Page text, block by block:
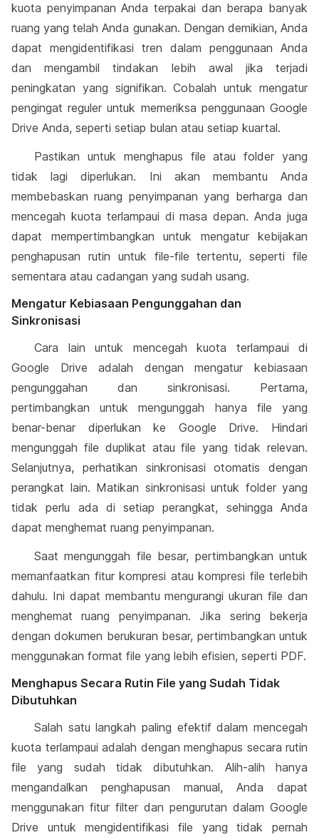
kuota penyimpanan Anda terpakai dan berapa banyak
ruang yang telah Anda gunakan. Dengan demikian, Anda
dapat mengidentifikasi tren dalam penggunaan Anda
dan mengambil tindakan lebih awal jika terjadi
peningkatan yang signifikan. Cobalah untuk mengatur
pengingat reguler untuk memeriksa penggunaan Google
Drive Anda, seperti setiap bulan atau setiap kuartal.
Pastikan untuk menghapus file atau folder yang
tidak lagi diperlukan. Ini akan membantu Anda
membebaskan ruang penyimpanan yang berharga dan
mencegah kuota terlampaui di masa depan. Anda juga
dapat mempertimbangkan untuk mengatur kebijakan
penghapusan rutin untuk file-file tertentu, seperti file
sementara atau cadangan yang sudah usang.
Mengatur Kebiasaan Pengunggahan dan
Sinkronisasi
Cara lain untuk mencegah kuota terlampaui di
Google Drive adalah dengan mengatur kebiasaan
pengunggahan dan sinkronisasi. Pertama,
pertimbangkan untuk mengunggah hanya file yang
benar-benar diperlukan ke Google Drive. Hindari
mengunggah file duplikat atau file yang tidak relevan.
Selanjutnya, perhatikan sinkronisasi otomatis dengan
perangkat lain. Matikan sinkronisasi untuk folder yang
tidak perlu ada di setiap perangkat, sehingga Anda
dapat menghemat ruang penyimpanan.
Saat mengunggah file besar, pertimbangkan untuk
memanfaatkan fitur kompresi atau kompresi file terlebih
dahulu. Ini dapat membantu mengurangi ukuran file dan
menghemat ruang penyimpanan. Jika sering bekerja
dengan dokumen berukuran besar, pertimbangkan untuk
menggunakan format file yang lebih efisien, seperti PDF.
Menghapus Secara Rutin File yang Sudah Tidak
Dibutuhkan
Salah satu langkah paling efektif dalam mencegah
kuota terlampaui adalah dengan menghapus secara rutin
file yang sudah tidak dibutuhkan. Alih-alih hanya
mengandalkan penghapusan manual, Anda dapat
menggunakan fitur filter dan pengurutan dalam Google
Drive untuk mengidentifikasi file yang tidak pernah